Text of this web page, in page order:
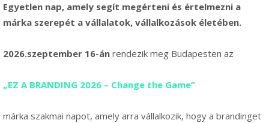
Egyetlen nap, amely segít megérteni és értelmezni a
márka szerepét a vállalatok, vállalkozások életében.
2026.szeptember 16-án rendezik meg Budapesten az
„EZ A BRANDING 2026 – Change the Game”
márka szakmai napot, amely arra vállalkozik, hogy a brandinget